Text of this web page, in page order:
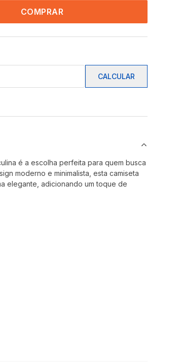
COMPRAR
CALCULAR
é a escolha perfeita para quem busca
moderno e minimalista, esta camiseta
elegante, adicionando um toque de